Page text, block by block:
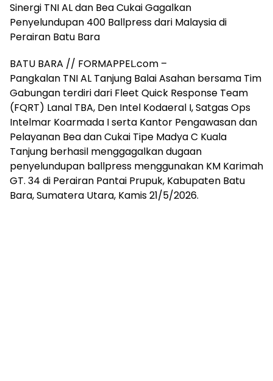
Sinergi TNI AL dan Bea Cukai Gagalkan
Penyelundupan 400 Ballpress dari Malaysia di
Perairan Batu Bara
BATU BARA // FORMAPPEL.com –
Pangkalan TNI AL Tanjung Balai Asahan bersama Tim
Gabungan terdiri dari Fleet Quick Response Team
(FQRT) Lanal TBA, Den Intel Kodaeral I, Satgas Ops
Intelmar Koarmada I serta Kantor Pengawasan dan
Pelayanan Bea dan Cukai Tipe Madya C Kuala
Tanjung berhasil menggagalkan dugaan
penyelundupan ballpress menggunakan KM Karimah
GT. 34 di Perairan Pantai Prupuk, Kabupaten Batu
Bara, Sumatera Utara, Kamis 21/5/2026.